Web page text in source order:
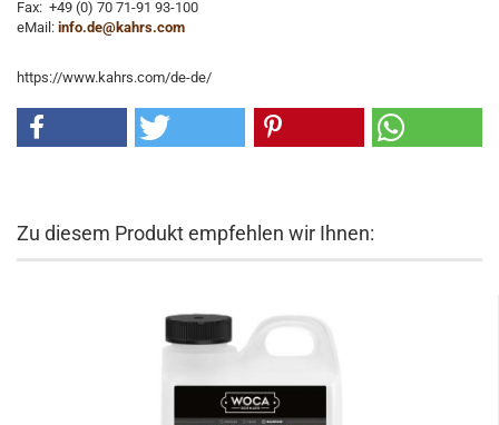
Fax: +49 (0) 70 71-91 93-100
eMail: info.de@kahrs.com
https://www.kahrs.com/de-de/
Zu diesem Produkt empfehlen wir Ihnen: